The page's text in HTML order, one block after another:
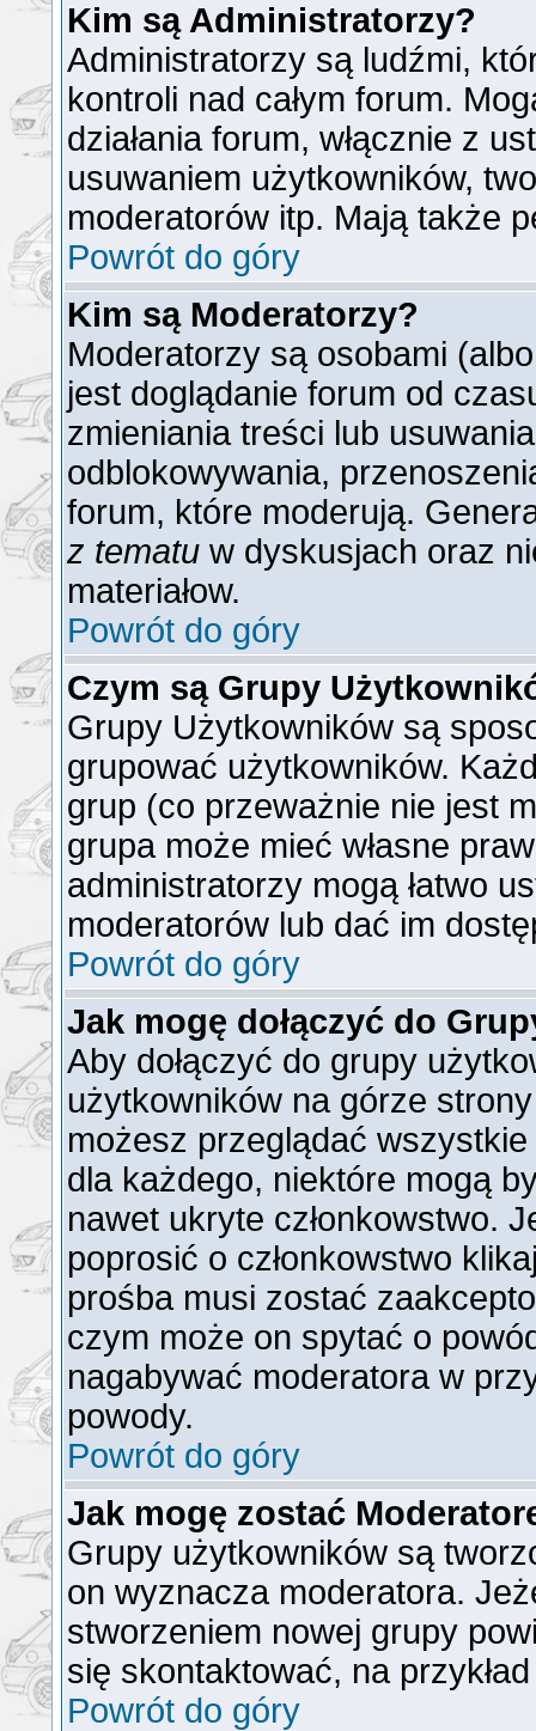
Kim są Administratorzy?
Administratorzy są ludźmi,
kontroli nad całym forum.
działania forum, włącznie z
usuwaniem użytkowników,
moderatorów itp. Mają także
Powrót do góry
Kim są Moderatorzy?
Moderatorzy są osobami
jest doglądanie forum od
zmieniania treści lub
odblokowywania,
forum, które moderują.
z tematu w dyskusjach oraz
materiałow.
Powrót do góry
Czym są Grupy
Grupy Użytkowników są
grupować użytkowników.
grup (co przeważnie nie jest
grupa może mieć własne
administratorzy mogą łatwo
moderatorów lub dać im
Powrót do góry
Jak mogę dołączyć do
Aby dołączyć do grupy
użytkowników na górze
możesz przeglądać
dla każdego, niektóre mogą
nawet ukryte członkowstwo.
poprosić o członkowstwo
prośba musi zostać
czym może on spytać o
nagabywać moderatora w
powody.
Powrót do góry
Jak mogę zostać
Grupy użytkowników są
on wyznacza moderatora.
stworzeniem nowej grupy
się skontaktować, na
Powrót do góry